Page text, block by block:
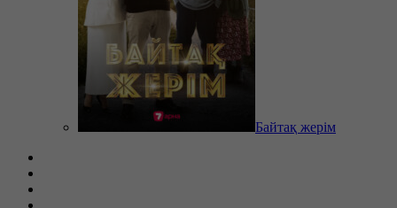
Байтақ жерім